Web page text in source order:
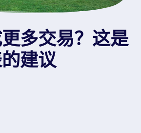
多交易？这是
建议